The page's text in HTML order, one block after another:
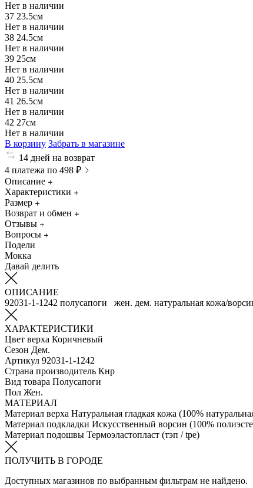
Нет в наличии
37 23.5см
Нет в наличии
38 24.5см
Нет в наличии
39 25см
Нет в наличии
40 25.5см
Нет в наличии
41 26.5см
Нет в наличии
42 27см
Нет в наличии
В корзину Забрать в магазине
14 дней на возврат
4 платежа по 498 ₽
Описание
Характеристики
Размер
Возврат и обмен
Отзывы
Вопросы
Подели
Мокка
Давай делить
ОПИСАНИЕ
92031-1-1242 полусапоги жен. дем. натуральная кожа/
ХАРАКТЕРИСТИКИ
Цвет верха Коричневый
Сезон Дем.
Артикул 92031-1-1242
Страна производитель Кнр
Вид товара Полусапоги
Пол Жен.
МАТЕРИАЛ
Материал верха Натуральная гладкая кожа (100%
Материал подкладки Искусственный ворсин (100%
Материал подошвы Термоэластопласт (тэп / tpe)
ПОЛУЧИТЬ В ГОРОДЕ
Доступных магазинов по выбранным фильтрам не найдено.